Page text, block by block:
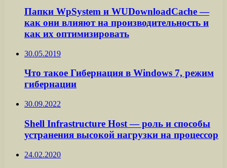
Папки WpSystem и WUDownloadCache —
как они влияют на производительность и
как их оптимизировать
30.05.2019
Что такое Гибернация в Windows 7, режим
гибернации
30.09.2022
Shell Infrastructure Host — роль и способы
устранения высокой нагрузки на процессор
24.02.2020